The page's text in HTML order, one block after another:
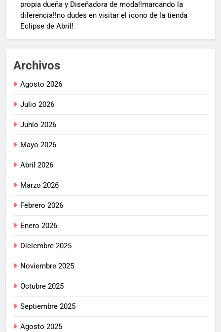
propia dueña y Diseñadora de moda!!marcando la
diferencia!!no dudes en visitar el icono de la tienda
Eclipse de Abril!
Archivos
Agosto 2026
Julio 2026
Junio 2026
Mayo 2026
Abril 2026
Marzo 2026
Febrero 2026
Enero 2026
Diciembre 2025
Noviembre 2025
Octubre 2025
Septiembre 2025
Agosto 2025